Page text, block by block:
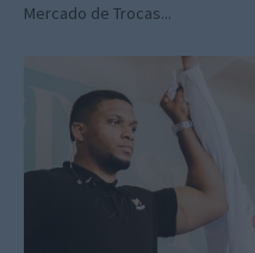
Mercado de Trocas...